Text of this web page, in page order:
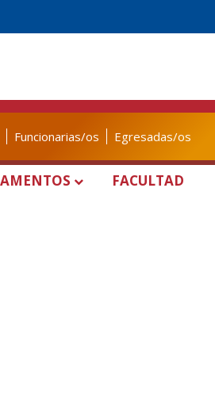
Funcionarias/os Egresadas/os
FACULTAD